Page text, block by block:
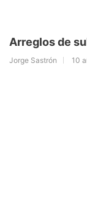
Arreglos de
Jorge Sastrón 10